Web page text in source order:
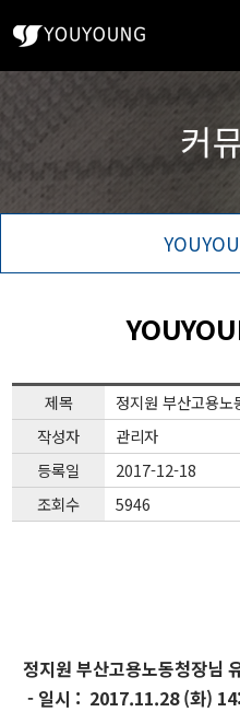
제목
정지원 부산고용노
작성자
관리자
등록일
2017-12-18
조회수
5946
정지원 부산고용노동청장님
- 일시 : 2017.11.28 (화)